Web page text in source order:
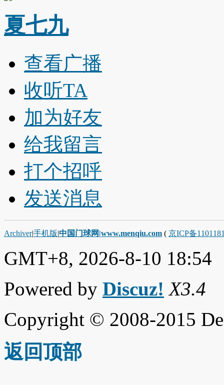
夏七九
查看广播
收听TA
加为好友
给我留言
打个招呼
发送消息
Archiver|手机版|中国门球网|www.menqiu.com ( 京ICP备
GMT+8, 2026-8-10 18:54
Powered by Discuz! X3.4
Copyright © 2008-2015
返回顶部